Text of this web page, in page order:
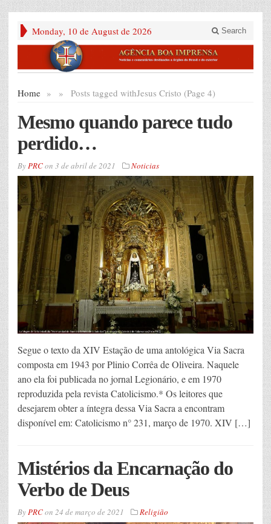
Monday, 10 de August de 2026 Search
Home » Posts tagged with
» Jesus Cristo (Page 4)
Mesmo quando parece tudo
perdido…
ByPRCon 3 de abril de 2021 Noticias
Segue o texto da XIV Estação de uma antológica Via Sacra
composta em 1943 por Plinio Corrêa de Oliveira. Naquele
ano ela foi publicada no jornal Legionário, e em 1970
reproduzida pela revista Catolicismo.* Os leitores que
desejarem obter a íntegra dessa Via Sacra a encontram
disponível em: Catolicismo n° 231, março de 1970. XIV […]
Mistérios da Encarnação do
Verbo de Deus
ByPRCon 24 de março de 2021 Religião